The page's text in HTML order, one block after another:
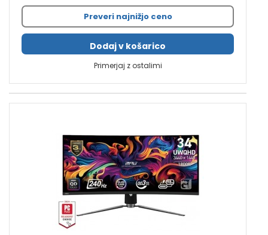
Preveri najnižjo ceno
Dodaj v košarico
Primerjaj z ostalimi